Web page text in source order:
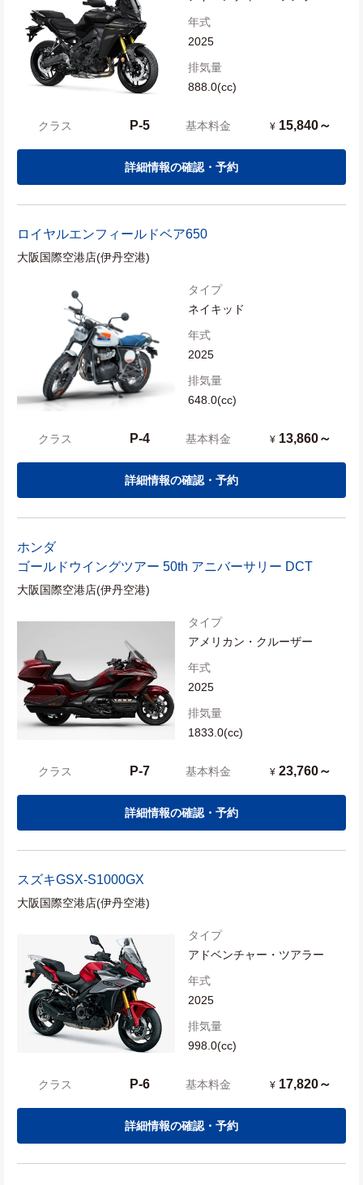
年式
2025
排気量
888.0(cc)
クラス P-5 基本料金 ¥ 15,840～
詳細情報の確認・予約
ロイヤルエンフィールドベア650
大阪国際空港店(伊丹空港)
タイプ
ネイキッド
年式
2025
排気量
648.0(cc)
クラス P-4 基本料金 ¥ 13,860～
詳細情報の確認・予約
ホンダ
ゴールドウイングツアー 50th アニバーサリー DCT
大阪国際空港店(伊丹空港)
タイプ
アメリカン・クルーザー
年式
2025
排気量
1833.0(cc)
クラス P-7 基本料金 ¥ 23,760～
詳細情報の確認・予約
スズキGSX-S1000GX
大阪国際空港店(伊丹空港)
タイプ
アドベンチャー・ツアラー
年式
2025
排気量
998.0(cc)
クラス P-6 基本料金 ¥ 17,820～
詳細情報の確認・予約